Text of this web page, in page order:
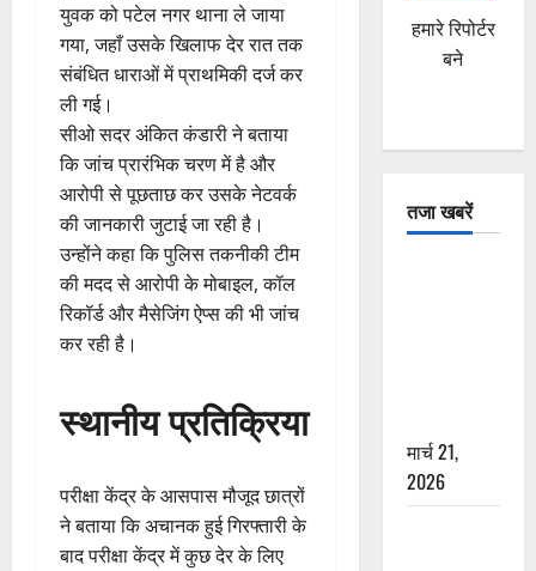
युवक को पटेल नगर थाना ले जाया
गया, जहाँ उसके खिलाफ देर रात तक
संबंधित धाराओं में प्राथमिकी दर्ज कर
ली गई।
सीओ सदर अंकित कंडारी ने बताया
कि जांच प्रारंभिक चरण में है और
आरोपी से पूछताछ कर उसके नेटवर्क
की जानकारी जुटाई जा रही है।
उन्होंने कहा कि पुलिस तकनीकी टीम
की मदद से आरोपी के मोबाइल, कॉल
रिकॉर्ड और मैसेजिंग ऐप्स की भी जांच
कर रही है।
स्थानीय प्रतिक्रिया
परीक्षा केंद्र के आसपास मौजूद छात्रों
ने बताया कि अचानक हुई गिरफ्तारी के
बाद परीक्षा केंद्र में कुछ देर के लिए
हमारे रिपोर्टर
बने
तजा खबरें
मार्च 21,
2026